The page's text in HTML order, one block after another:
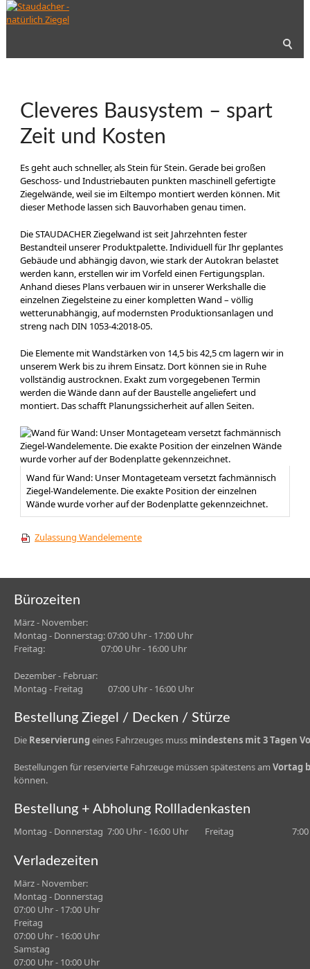
Cleveres Bausystem – spart
Zeit und Kosten
Es geht auch schneller, als Stein für Stein. Gerade bei großen
Geschoss- und Industriebauten punkten maschinell gefertigte
Ziegelwände, weil sie im Eiltempo montiert werden können. Mit
dieser Methode lassen sich Bauvorhaben genau timen.
Die STAUDACHER Ziegelwand ist seit Jahrzehnten fester
Bestandteil unserer Produktpalette. Individuell für Ihr geplantes
Gebäude und abhängig davon, wie stark der Autokran belastet
werden kann, erstellen wir im Vorfeld einen Fertigungsplan.
Anhand dieses Plans verbauen wir in unserer Werkshalle die
einzelnen Ziegelsteine zu einer kompletten Wand – völlig
wetterunabhängig, auf modernsten Produktionsanlagen und
streng nach DIN 1053-4:2018-05.
Die Elemente mit Wandstärken von 14,5 bis 42,5 cm lagern wir in
unserem Werk bis zu ihrem Einsatz. Dort können sie in Ruhe
vollständig austrocknen. Exakt zum vorgegebenen Termin
werden die Wände dann auf der Baustelle angeliefert und
montiert. Das schafft Planungssicherheit auf allen Seiten.
Wand für Wand: Unser Montageteam versetzt fachmännisch
Ziegel-Wandelemente. Die exakte Position der einzelnen
Wände wurde vorher auf der Bodenplatte gekennzeichnet.
Zulassung Wandelemente
Bürozeiten
März - November:
Montag - Donnerstag: 07:00 Uhr - 17:00 Uhr
Freitag: 07:00 Uhr - 16:00 Uhr
Dezember - Februar:
Montag - Freitag 07:00 Uhr - 16:00 Uhr
Bestellung Ziegel / Decken / Stürze
Die Reservierungeines Fahrzeuges muss mindestens mit 3 Tagen
Bestellungen für reservierte Fahrzeuge müssen spätestens am Vortag
können.
Bestellung + Abholung Rollladenkasten
Montag - Donnerstag 7:00 Uhr - 16:00 Uhr Freitag 7:00
Verladezeiten
März - November:
Montag - Donnerstag
07:00 Uhr - 17:00 Uhr
Freitag
07:00 Uhr - 16:00 Uhr
Samstag
07:00 Uhr - 10:00 Uhr